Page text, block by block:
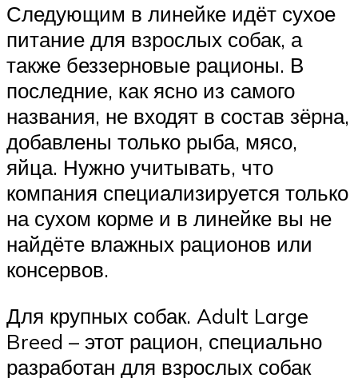
Следующим в линейке идёт сухое
питание для взрослых собак, а
также беззерновые рационы. В
последние, как ясно из самого
названия, не входят в состав зёрна,
добавлены только рыба, мясо,
яйца. Нужно учитывать, что
компания специализируется только
на сухом корме и в линейке вы не
найдёте влажных рационов или
консервов.
Для крупных собак. Adult Large
Breed – этот рацион, специально
разработан для взрослых собак